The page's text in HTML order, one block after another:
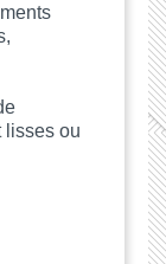
lisses ou